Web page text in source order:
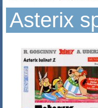
Asterix